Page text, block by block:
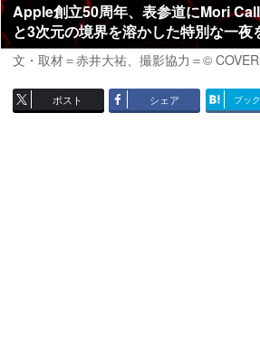
Apple創立50周年、表参道にMori
と3次元の境界を溶かした特別な一夜
文・取材＝赤井大祐、撮影協力＝© COVER
ポスト シェア ブッ